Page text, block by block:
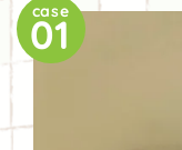
case
01